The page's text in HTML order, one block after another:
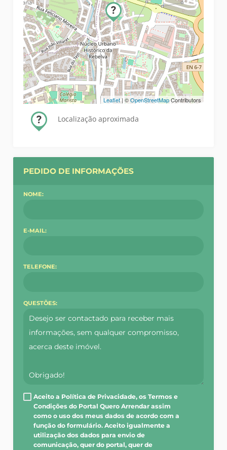
Leaflet| ©OpenStreetMapContributors
Localização aproximada
PEDIDO DE INFORMAÇÕES
NOME:
E-MAIL:
TELEFONE:
QUESTÕES:
Aceito a Política de Privacidade, os Termos e
Condições do Portal Quero Arrendar assim
como o uso dos meus dados de acordo com a
função do formulário. Aceito igualmente a
utilização dos dados para envio de
comunicação, quer do portal, quer de